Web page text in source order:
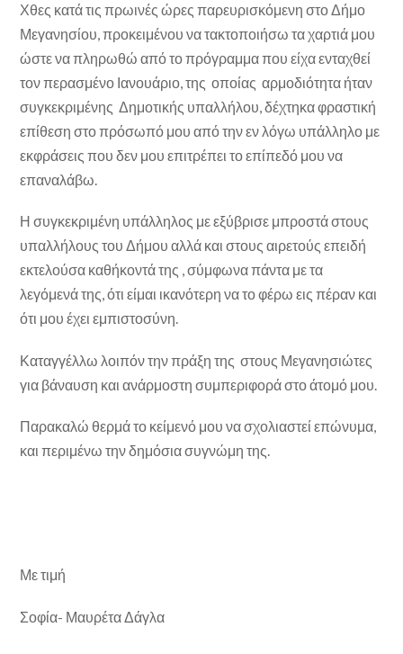
Χθες κατά τις πρωινές ώρες παρευρισκόμενη στο Δήμο
Μεγανησίου, προκειμένου να τακτοποιήσω τα χαρτιά μου
ώστε να πληρωθώ από το πρόγραμμα που είχα ενταχθεί
τον περασμένο Ιανουάριο, της οποίας αρμοδιότητα ήταν
συγκεκριμένης Δημοτικής υπαλλήλου, δέχτηκα φραστική
επίθεση στο πρόσωπό μου από την εν λόγω υπάλληλο με
εκφράσεις που δεν μου επιτρέπει το επίπεδό μου να
επαναλάβω.
Η συγκεκριμένη υπάλληλος με εξύβρισε μπροστά στους
υπαλλήλους του Δήμου αλλά και στους αιρετούς επειδή
εκτελούσα καθήκοντά της , σύμφωνα πάντα με τα
λεγόμενά της, ότι είμαι ικανότερη να το φέρω εις πέραν και
ότι μου έχει εμπιστοσύνη.
Καταγγέλλω λοιπόν την πράξη της στους Μεγανησιώτες
για βάναυση και ανάρμοστη συμπεριφορά στο άτομό μου.
Παρακαλώ θερμά το κείμενό μου να σχολιαστεί επώνυμα,
και περιμένω την δημόσια συγνώμη της.
Με τιμή
Σοφία- Μαυρέτα Δάγλα